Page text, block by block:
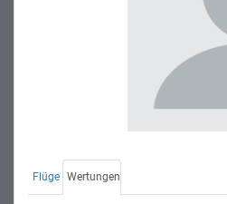
Flüge Wertungen